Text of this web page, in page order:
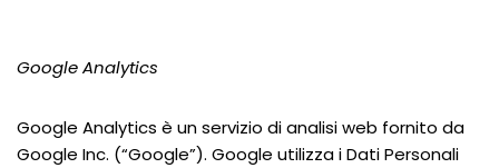
Google Analytics
Google Analytics è un servizio di analisi web fornito da
Google Inc. (“Google”). Google utilizza i Dati Personali